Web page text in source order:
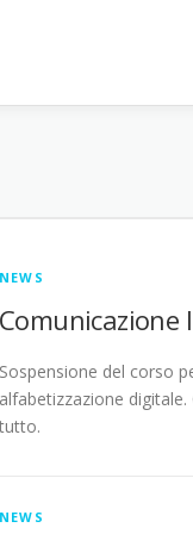
NEWS
Comunicazione
Sospensione del corso
alfabetizzazione
tutto.
NEWS